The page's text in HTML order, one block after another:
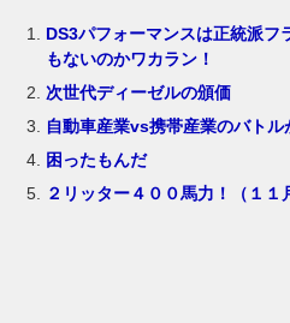
DS3パフォーマンスは正統派
もないのかワカラン！
次世代ディーゼルの頒価
自動車産業vs携帯産業のバトル
困ったもんだ
２リッター４００馬力！（１１